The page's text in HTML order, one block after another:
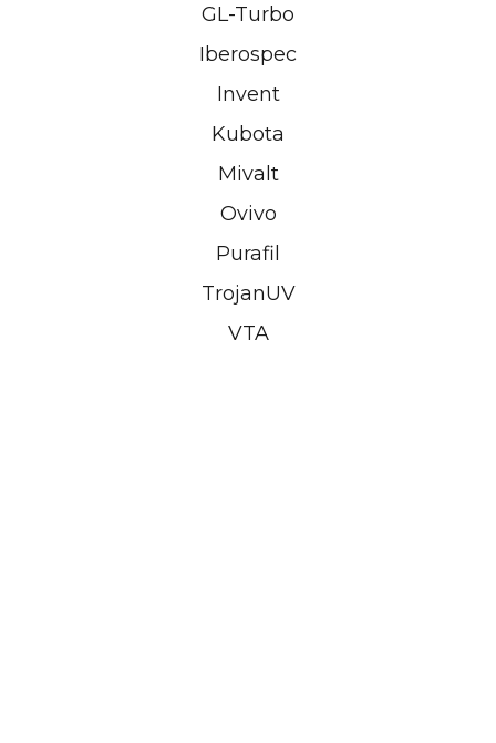
GL-Turbo
Iberospec
Invent
Kubota
Mivalt
Ovivo
Purafil
TrojanUV
VTA